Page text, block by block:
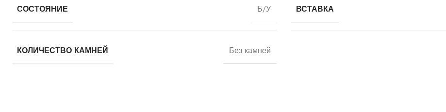
СОСТОЯНИЕ Б/У ВСТАВКА
КОЛИЧЕСТВО КАМНЕЙ Без камней